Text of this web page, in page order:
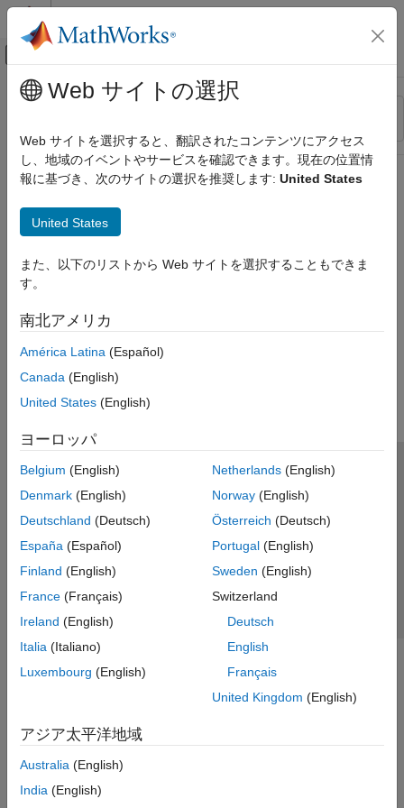
コンテンツへスキップ
オフキャンバス ナビゲーション メ
リソース
ステータス
メインコンテンツ
Web サイトの選択
Web サイトを選択すると、翻訳されたコンテンツにアクセス
し、地域のイベントやサービスを確認できます。現在の位置情
報に基づき、次のサイトの選択を推奨します: United States
United States
また、以下のリストから Web サイトを選択することもできま
す。
南北アメリカ
América Latina (Español)
Canada (English)
United States (English)
ヨーロッパ
Belgium (English)
Denmark (English)
Deutschland (Deutsch)
España (Español)
Finland (English)
France (Français)
Ireland (English)
Italia (Italiano)
Luxembourg (English)
Netherlands(English)
Norway(English)
Österreich (Deutsch)
Portugal(English)
Sweden (English)
Switzerland
Deutsch
English
Français
United Kingdom (English)
アジア太平洋地域
Australia (English)
India (English)
トラストセンター
プライバシー ポリシー
違法コピー防止
アプリケーション ステータス
© 1994-2026 The MathWorks, Inc.